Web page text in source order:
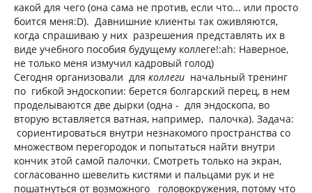
какой для чего (она сама не против, если что... или просто
боится меня:D). Давнишние клиенты так оживляются,
когда спрашиваю у них разрешения представлять их в
виде учебного пособия будущему коллеге!:ah: Наверное,
не только меня измучил кадровый голод)
Сегодня организовали для коллеги начальный тренинг
по гибкой эндоскопии: берется болгарский перец, в нем
проделываются две дырки (одна - для эндоскопа, во
вторую вставляется ватная, например, палочка). Задача:
сориентироваться внутри незнакомого пространства со
множеством перегородок и попытаться найти внутри
кончик этой самой палочки. Смотреть только на экран,
согласованно шевелить кистями и пальцами рук и не
пошатнуться от возможного головокружения, потому что